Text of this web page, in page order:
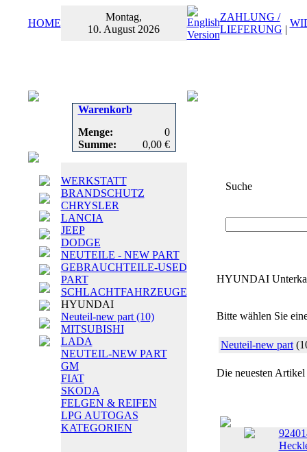
HOME
Montag,
10. August 2026
ZAHLUNG /
LIEFERUNG |
Warenkorb
Menge:
0
Summe:
0,00 €
WERKSTATT
BRANDSCHUTZ
CHRYSLER
LANCIA
JEEP
DODGE
NEUTEILE - NEW PART
GEBRAUCHTEILE-USED
PART
SCHLACHTFAHRZEUGE
HYUNDAI
Neuteil-new part (10)
MITSUBISHI
LADA
NEUTEIL-NEW PART
GM
FIAT
SKODA
FELGEN & REIFEN
LPG AUTOGAS
KATEGORIEN
Suche
HYUNDAI
Bitte wählen Sie
Neuteil-new part
Die neuesten